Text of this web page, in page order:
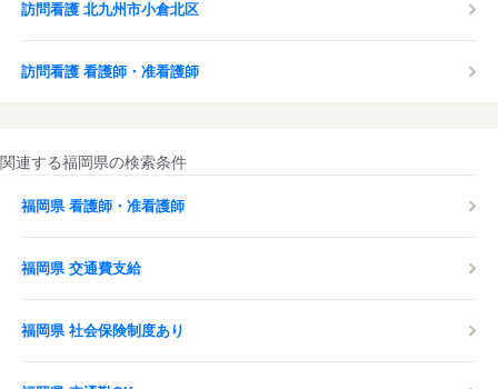
訪問看護 北九州市小倉北区
訪問看護 看護師・准看護師
関連する福岡県の検索条件
福岡県 看護師・准看護師
福岡県 交通費支給
福岡県 社会保険制度あり